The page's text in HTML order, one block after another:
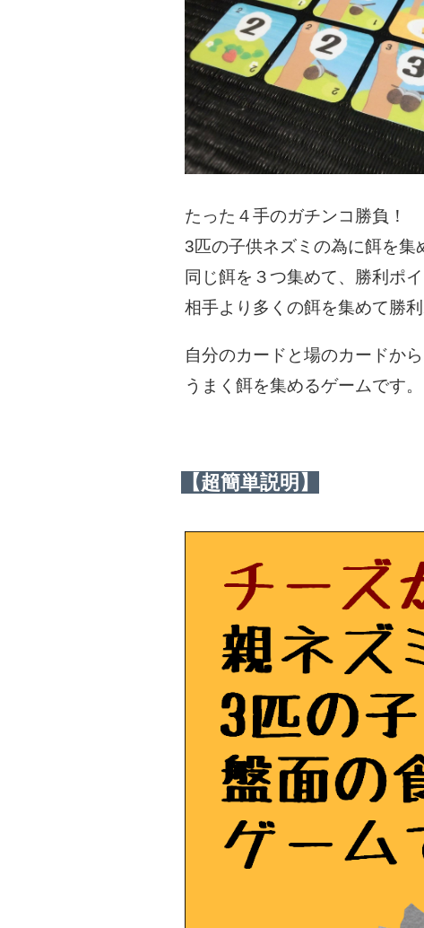
たった４手のガチンコ勝負！
3匹の子供ネズミの為に餌を集
同じ餌を３つ集めて、勝利ポ
相手より多くの餌を集めて勝
自分のカードと場のカードか
うまく餌を集めるゲームです。
【超簡単説明】